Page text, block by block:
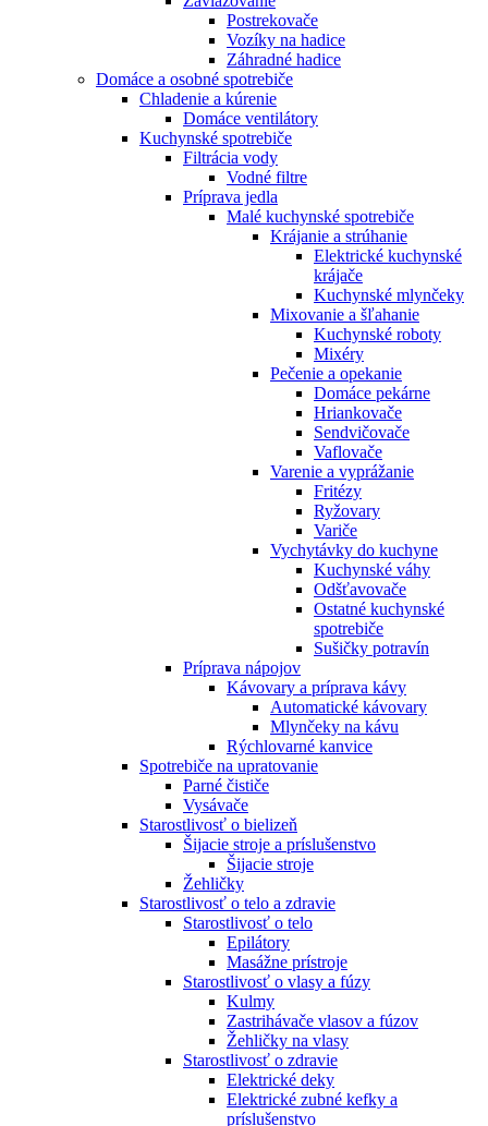
Postrekovače
Vozíky na hadice
Záhradné hadice
Domáce a osobné spotrebiče
Chladenie a kúrenie
Domáce ventilátory
Kuchynské spotrebiče
Filtrácia vody
Vodné filtre
Príprava jedla
Malé kuchynské spotrebiče
Krájanie a strúhanie
Elektrické kuchynské
krájače
Kuchynské mlynčeky
Mixovanie a šľahanie
Kuchynské roboty
Mixéry
Pečenie a opekanie
Domáce pekárne
Hriankovače
Sendvičovače
Vaflovače
Varenie a vyprážanie
Fritézy
Ryžovary
Variče
Vychytávky do kuchyne
Kuchynské váhy
Odšťavovače
Ostatné kuchynské
spotrebiče
Sušičky potravín
Príprava nápojov
Kávovary a príprava kávy
Automatické kávovary
Mlynčeky na kávu
Rýchlovarné kanvice
Spotrebiče na upratovanie
Parné čističe
Vysávače
Starostlivosť o bielizeň
Šijacie stroje a príslušenstvo
Šijacie stroje
Žehličky
Starostlivosť o telo a zdravie
Starostlivosť o telo
Epilátory
Masážne prístroje
Starostlivosť o vlasy a fúzy
Kulmy
Zastrihávače vlasov a fúzov
Žehličky na vlasy
Starostlivosť o zdravie
Elektrické deky
Elektrické zubné kefky a
príslušenstvo